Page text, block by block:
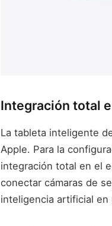
Integración total
La tableta inteligente
Apple. Para la
integración total en el
conectar cámaras de
inteligencia artificial